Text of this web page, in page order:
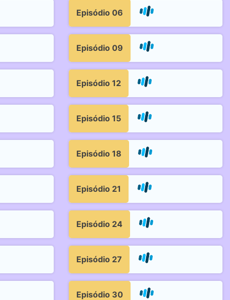
Episódio 06
Episódio 09
Episódio 12
Episódio 15
Episódio 18
Episódio 21
Episódio 24
Episódio 27
Episódio 30